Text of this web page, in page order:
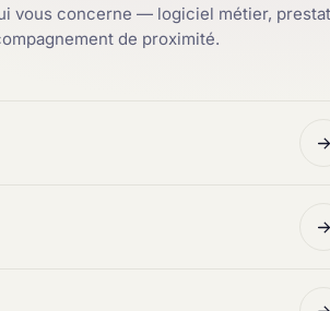
vous concerne — logiciel métier,
de proximité.